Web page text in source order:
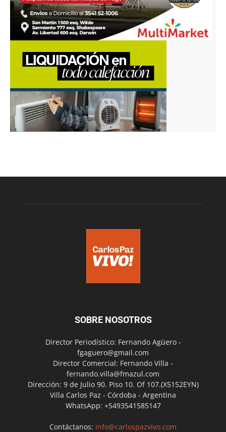
SOBRE NOSOTROS
Director Periodístico: Fernando Agüero -
fgaguero@gmail.com
Director Comercial: Fernando Villa -
fernando.villa@fmazul.com
Dirección: 9 de Julio 90. Piso 10. Of 107.(X5152EYN)
Villa Carlos Paz - Córdoba - Argentina
WhatsApp: +5493541585147
Contáctanos: info@carlospazvivo.com